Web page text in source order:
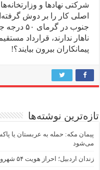
شرکتی نهادها و
اصلی کار را بر دوش
جنوب در
ناهار ندارند، قرارداد
پیمانکاران بیرون بیایند؟!
تازه‌ترین نوشته‌ها
پیمان مکه: حمله به عربستان یا
می‌شود
زندان اردبیل؛ احراز هویت ۵۴ شهروند بازداشت‌شده در اعتراضات دی‌ماه ۱۴۰۴